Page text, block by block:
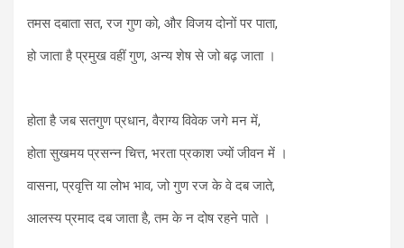
तमस दबाता सत, रज गुण को, और विजय दोनों पर पाता,
हो जाता है प्रमुख वहीं गुण, अन्य शेष से जो बढ़ जाता ।
होता है जब सतगुण प्रधान, वैराग्य विवेक जगे मन में,
होता सुखमय प्रसन्न चित्त, भरता प्रकाश ज्यों जीवन में ।
वासना, प्रवृत्ति या लोभ भाव, जो गुण रज के वे दब जाते,
आलस्य प्रमाद दब जाता है, तम के न दोष रहने पाते ।